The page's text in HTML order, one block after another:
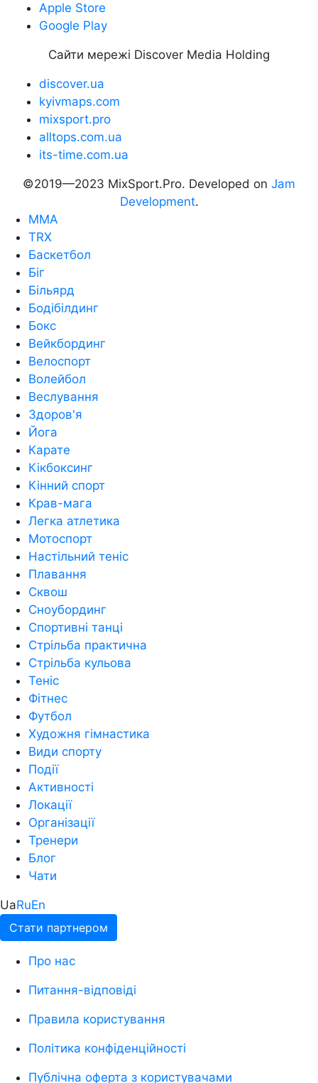
Apple Store
Google Play
Сайти мережі Discover Media Holding
discover.ua
kyivmaps.com
mixsport.pro
alltops.com.ua
its-time.com.ua
©2019—2023 MixSport.Pro. Developed on Jam
Development.
MMA
TRX
Баскетбол
Біг
Більярд
Бодібілдинг
Бокс
Вейкбординг
Велоспорт
Волейбол
Веслування
Здоров'я
Йога
Карате
Кікбоксинг
Кінний спорт
Крав-мага
Легка атлетика
Мотоспорт
Настільний теніс
Плавання
Сквош
Сноубординг
Спортивні танці
Стрільба практична
Стрільба кульова
Теніс
Фітнес
Футбол
Художня гімнастика
Види спорту
Події
Активності
Локації
Організації
Тренери
Блог
Чати
UaRuEn
Стати партнером
Про нас
Питання-відповіді
Правила користування
Політика конфіденційності
Публічна оферта з користувачами